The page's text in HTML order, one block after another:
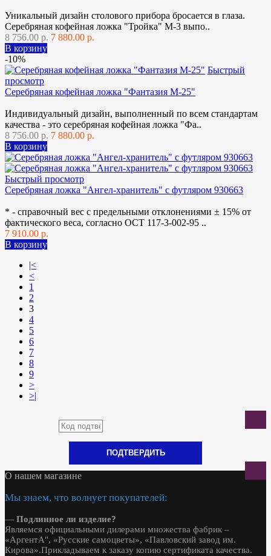
Уникальный дизайн столового прибора бросается в глаза.
Серебряная кофейная ложка "Тройка" М-3 выпо..
8 756.00 р. 7 880.00 р.
В корзину
-10%
Быстрый
просмотр
Серебряная кофейная ложка "Фантазия М-25"
Индивидуальный дизайн, выполненный по всем стандартам
качества - это серебряная кофейная ложка "Фа..
8 756.00 р. 7 880.00 р.
В корзину
Быстрый просмотр
Серебряная ложка "Ангел-хранитель" с футляром 930663
* - справочный вес с предельными отклонениями ± 15% от
фактического веса, согласно ОСТ 117-3-002-95 ..
7 910.00 р.
В корзину
|<
<
1
2
3
4
5
6
7
8
9
>
>|
ПОДТВЕРДИТЬ
О нашем магазине
Мы знаем, что волнует покупателей:
— Подлинное ли изделие?
Являемся официальными дилерами множества фабрик –
«АргентА", «Русские самоцветы», «Павловский завод им.
Кирова».Прикладываем к заказу копию сертификата качества.